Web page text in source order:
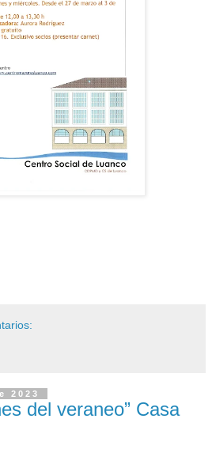
2023
del veraneo” Casa